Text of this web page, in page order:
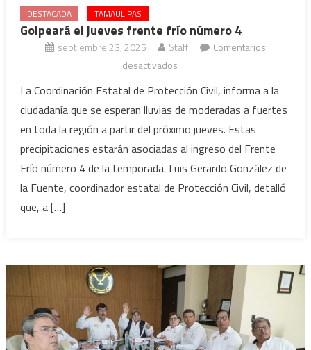
DESTACADA TAMAULIPAS
Golpeará el jueves frente frío número 4
septiembre 23, 2025 Staff
Comentarios
desactivadosen
el
jueves
frente
frío
número
4
La Coordinación Estatal de Protección Civil, informa a la
ciudadanía que se esperan lluvias de moderadas a fuertes
en toda la región a partir del próximo jueves. Estas
precipitaciones estarán asociadas al ingreso del Frente
Frío número 4 de la temporada. Luis Gerardo González de
la Fuente, coordinador estatal de Protección Civil, detalló
que, a […]